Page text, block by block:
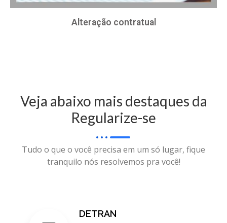
Alteração contratual
Veja abaixo mais destaques da
Regularize-se
Tudo o que o você precisa em um só lugar, fique
tranquilo nós resolvemos pra você!
DETRAN